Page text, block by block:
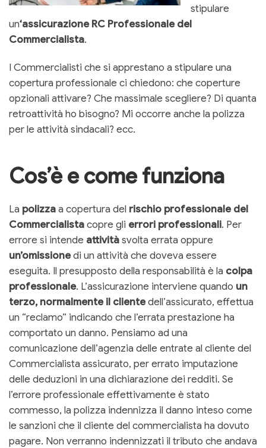
stipulare
un‘assicurazione RC Professionale del
Commercialista.
I Commercialisti che si apprestano a stipulare una
copertura professionale ci chiedono: che coperture
opzionali attivare? Che massimale scegliere? Di quanta
retroattività ho bisogno? Mi occorre anche la polizza
per le attività sindacali? ecc.
Cos’è e come funziona
La polizzaa copertura del rischio professionale del
Commercialistacopre gli errori professionali. Per
errore si intende attivitàsvolta errata oppure
un’omissionedi un attività che doveva essere
eseguita. Il presupposto della responsabilità è la colpa
professionale. L’assicurazione interviene quando un
terzo, normalmente il clientedell’assicurato, effettua
un “reclamo” indicando che l’errata prestazione ha
comportato un danno. Pensiamo ad una
comunicazione dell’agenzia delle entrate al cliente del
Commercialista assicurato, per errato imputazione
delle deduzioni in una dichiarazione dei redditi. Se
l’errore professionale effettivamente è stato
commesso, la polizza indennizza il danno inteso come
le sanzioni che il cliente del commercialista ha dovuto
pagare. Non verranno indennizzati il tributo che andava